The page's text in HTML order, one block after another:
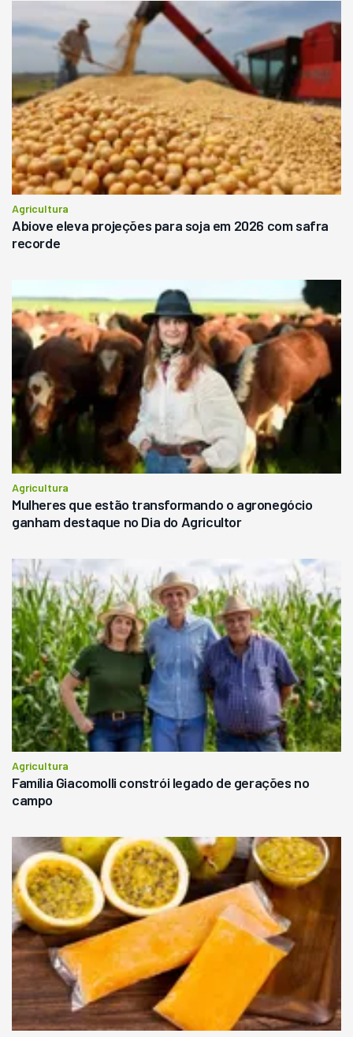
Agricultura
Abiove eleva projeções para soja em 2026 com safra
recorde
Agricultura
Mulheres que estão transformando o agronegócio
ganham destaque no Dia do Agricultor
Agricultura
Família Giacomolli constrói legado de gerações no
campo